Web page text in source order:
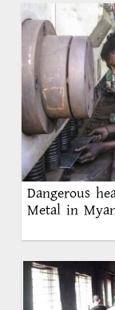
Dangerous
Metal in